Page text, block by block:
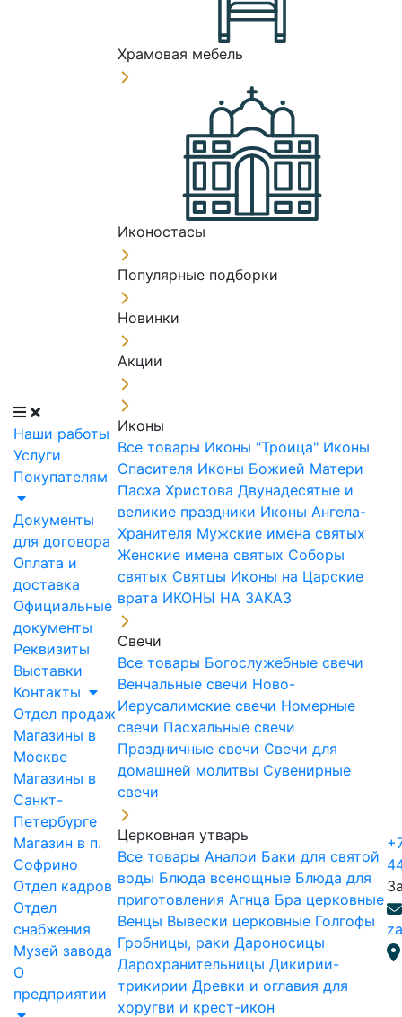
Наши работы
Услуги
Покупателям
Документы
для договора
Оплата и
доставка
Официальные
документы
Реквизиты
Выставки
Контакты
Отдел продаж
Магазины в
Москве
Магазины в
Санкт-
Петербурге
Магазин в п.
Софрино
Отдел кадров
Отдел
снабжения
Музей завода
О
предприятии
Храмовая мебель
Иконостасы
Популярные подборки
Новинки
Акции
Иконы
Все товары Иконы "Троица" Иконы
Спасителя Иконы Божией Матери
Пасха Христова Двунадесятые и
великие праздники Иконы Ангела-
Хранителя Мужские имена святых
Женские имена святых Соборы
святых Святцы Иконы на Царские
врата ИКОНЫ НА ЗАКАЗ
Свечи
Все товары Богослужебные свечи
Венчальные свечи Ново-
Иерусалимские свечи Номерные
свечи Пасхальные свечи
Праздничные свечи Свечи для
домашней молитвы Сувенирные
свечи
Церковная утварь
Все товары Аналои Баки для святой
воды Блюда всенощные Блюда для
приготовления Агнца Бра церковные
Венцы Вывески церковные Голгофы
Гробницы, раки Дароносицы
Дарохранительницы Дикирии-
трикирии Древки и оглавия для
хоругви и крест-икон